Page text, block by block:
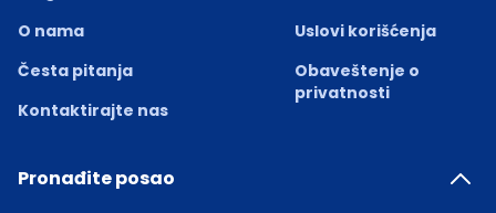
O nama
Česta pitanja
Kontaktirajte nas
Uslovi korišćenja
Obaveštenje o
privatnosti
Pronađite posao